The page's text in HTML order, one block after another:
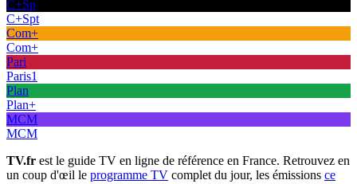
C+Sp
C+Spt
Com+
Com+
Pari
Paris1
Plan
Plan+
MCM
MCM
TV.fr est le guide TV en ligne de référence en France. Retrouvez en
un coup d'œil le programme TV complet du jour, les émissions ce